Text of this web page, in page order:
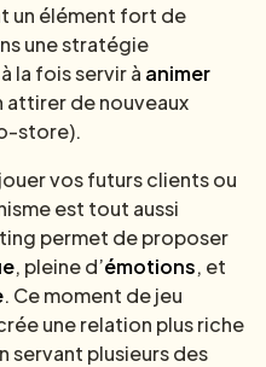
un élément fort de
une stratégie
la fois servir à animer
attirer de nouveaux
store).
vos futurs clients ou
est tout aussi
permet de proposer
, pleine d’émotions, et
. Ce moment de jeu
une relation plus riche
servant plusieurs des